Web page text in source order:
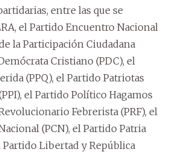
entre las que se
el Partido Encuentro Nacional
la Participación Ciudadana
Cristiano (PDC), el
(PPQ), el Partido Patriotas
el Partido Político Hagamos
Febrerista (PRF), el
(PCN), el Partido Patria
Partido Libertad y República